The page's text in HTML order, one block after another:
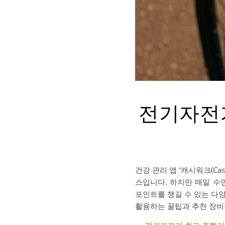
전기자
건강 관리 앱 ‘캐시워크
스입니다. 하지만 매일 수
포인트를 챙길 수 있는 다
활용하는 꿀팁과 추천 장